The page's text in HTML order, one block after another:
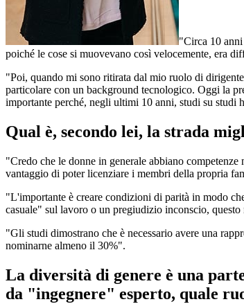
"Circa 10
poiché le cose si muovevano così velocemente, era
"Poi, quando mi sono ritirata dal mio ruolo di
particolare con un background tecnologico. Oggi la
importante perché, negli ultimi 10 anni, studi su studi
Qual è, secondo lei, la strada
"Credo che le donne in generale abbiano
vantaggio di poter licenziare i membri della propria
"L'importante è creare condizioni di parità in modo
casuale" sul lavoro o un pregiudizio inconscio, questo
"Gli studi dimostrano che è necessario avere una
nominarne almeno il 30%".
La diversità di genere è una
da "ingegnere" esperto, quale